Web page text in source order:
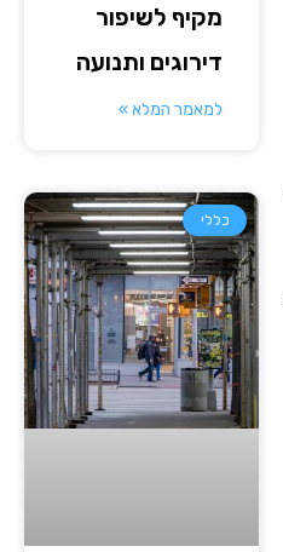
מקיף לשיפור
דירוגים ותנועה
למאמר המלא »
כללי